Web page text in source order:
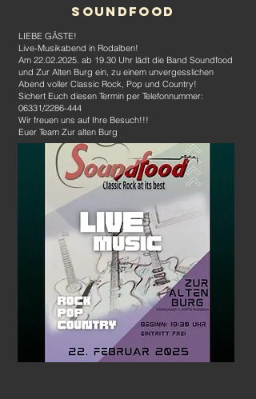
soundfood
LIEBE GÄSTE!
Live-Musikabend in Rodalben!
Am 22.02.2025. ab 19.30 Uhr lädt die Band Soundfood
und Zur Alten Burg ein, zu einem unvergesslichen
Abend voller Classic Rock, Pop und Country!
Sichert Euch diesen Termin per Telefonnummer:
06331/2286-444
Wir freuen uns auf Ihre Besuch!!!
Euer Team Zur alten Burg